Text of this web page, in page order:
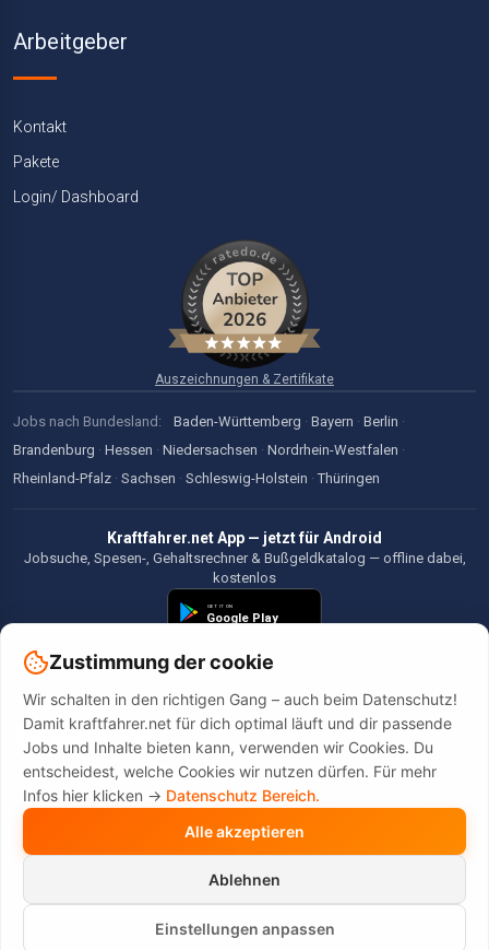
Arbeitgeber
Kontakt
Pakete
Login/ Dashboard
Auszeichnungen & Zertifikate
Jobs nach Bundesland: Baden-Württemberg · Bayern · Berlin ·
Brandenburg · Hessen · Niedersachsen · Nordrhein-Westfalen ·
Rheinland-Pfalz · Sachsen · Schleswig-Holstein · Thüringen
Kraftfahrer.net App — jetzt für Android
Jobsuche, Spesen-, Gehaltsrechner & Bußgeldkatalog — offline dabei,
kostenlos
©2026 Kraftfahrer.net. Alle Rechte vorbehalten.
Diese Website wird durch reCAPTCHA geschützt. Es gelten die
undNutzungsbedingungen
Zustimmung der cookie
Wir schalten in den richtigen Gang – auch beim Datenschutz!
Damit kraftfahrer.net für dich optimal läuft und dir passende
Jobs und Inhalte bieten kann, verwenden wir Cookies. Du
entscheidest, welche Cookies wir nutzen dürfen. Für mehr
Infos hier klicken -> Datenschutz Bereich.
Alle akzeptieren
Ablehnen
Einstellungen anpassen